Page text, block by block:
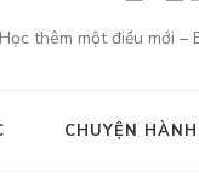
Học thêm một điều mới –
CHUYỆN HÀNH